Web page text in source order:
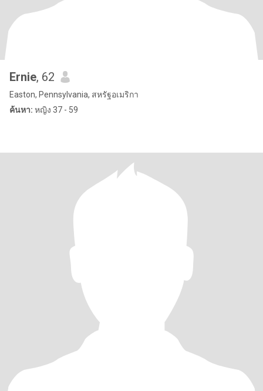
Ernie, 62
Easton, Pennsylvania, สหรัฐอเมริกา
ค้นหา: หญิง 37 - 59